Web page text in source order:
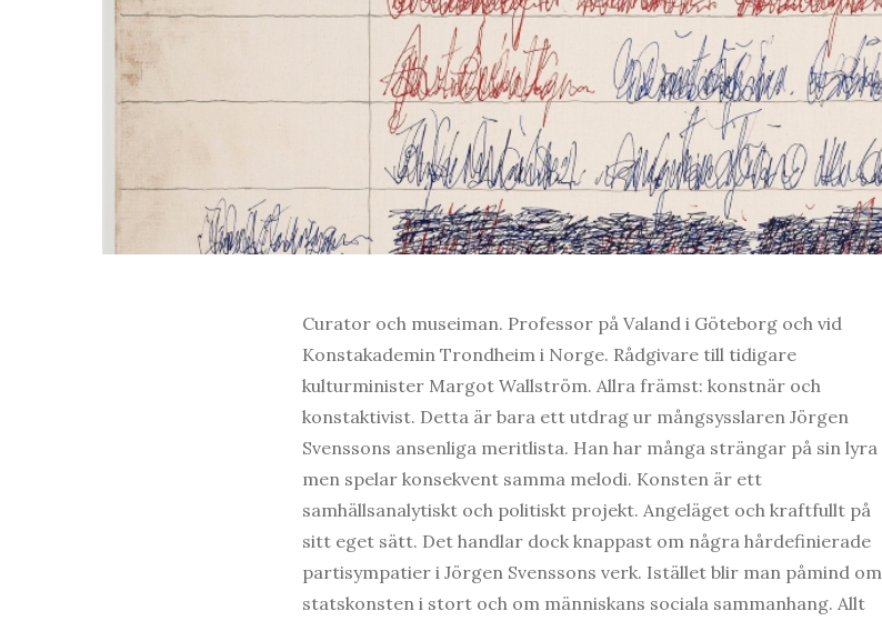
Curator och museiman. Professor på Valand i Göteborg och vid
Konstakademin Trondheim i Norge. Rådgivare till tidigare
kulturminister Margot Wallström. Allra främst: konstnär och
konstaktivist. Detta är bara ett utdrag ur mångsysslaren Jörgen
Svenssons ansenliga meritlista. Han har många strängar på sin lyra
men spelar konsekvent samma melodi. Konsten är ett
samhällsanalytiskt och politiskt projekt. Angeläget och kraftfullt på
sitt eget sätt. Det handlar dock knappast om några hårdefinierade
partisympatier i Jörgen Svenssons verk. Istället blir man påmind om
statskonsten i stort och om människans sociala sammanhang. Allt